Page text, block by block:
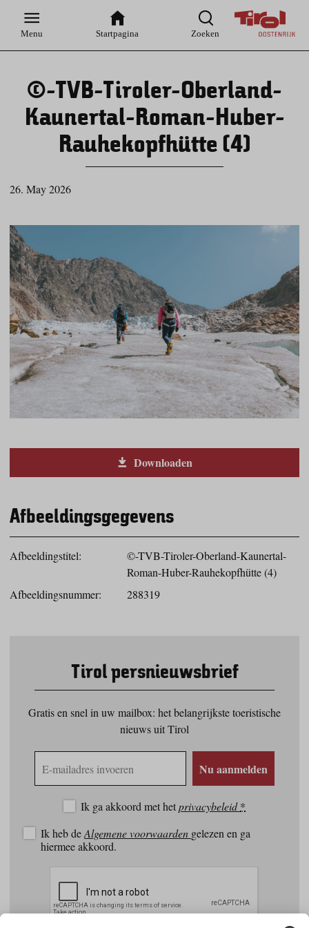
Hauptnavigation
Inhaltsbereich
Menu Startpagina Zoeken
©-TVB-Tiroler-Oberland-
Kaunertal-Roman-Huber-
Rauhekopfhütte (4)
26. May 2026
Downloaden
Afbeeldingsgegevens
Afbeeldingstitel:
©-TVB-Tiroler-Oberland-Kaunertal-
Roman-Huber-Rauhekopfhütte (4)
Afbeeldingsnummer:
288319
Tirol persnieuwsbrief
Gratis en snel in uw mailbox: het belangrijkste toeristische
nieuws uit Tirol
mailadres
Nu aanmelden
Ik ga akkoord met hetprivacybeleid*
Ik heb deAlgemene voorwaarden gelezen en ga
hiermee akkoord.